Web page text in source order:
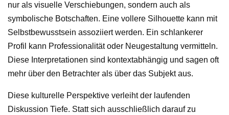
nur als visuelle Verschiebungen, sondern auch als
symbolische Botschaften. Eine vollere Silhouette kann mit
Selbstbewusstsein assoziiert werden. Ein schlankerer
Profil kann Professionalität oder Neugestaltung vermitteln.
Diese Interpretationen sind kontextabhängig und sagen oft
mehr über den Betrachter als über das Subjekt aus.
Diese kulturelle Perspektive verleiht der laufenden
Diskussion Tiefe. Statt sich ausschließlich darauf zu